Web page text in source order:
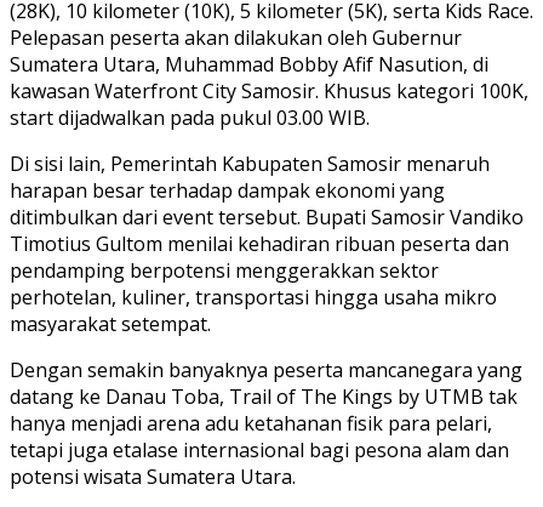
(28K), 10 kilometer (10K), 5 kilometer (5K), serta Kids Race.
Pelepasan peserta akan dilakukan oleh Gubernur
Sumatera Utara, Muhammad Bobby Afif Nasution, di
kawasan Waterfront City Samosir. Khusus kategori 100K,
start dijadwalkan pada pukul 03.00 WIB.
Di sisi lain, Pemerintah Kabupaten Samosir menaruh
harapan besar terhadap dampak ekonomi yang
ditimbulkan dari event tersebut. Bupati Samosir Vandiko
Timotius Gultom menilai kehadiran ribuan peserta dan
pendamping berpotensi menggerakkan sektor
perhotelan, kuliner, transportasi hingga usaha mikro
masyarakat setempat.
Dengan semakin banyaknya peserta mancanegara yang
datang ke Danau Toba, Trail of The Kings by UTMB tak
hanya menjadi arena adu ketahanan fisik para pelari,
tetapi juga etalase internasional bagi pesona alam dan
potensi wisata Sumatera Utara.